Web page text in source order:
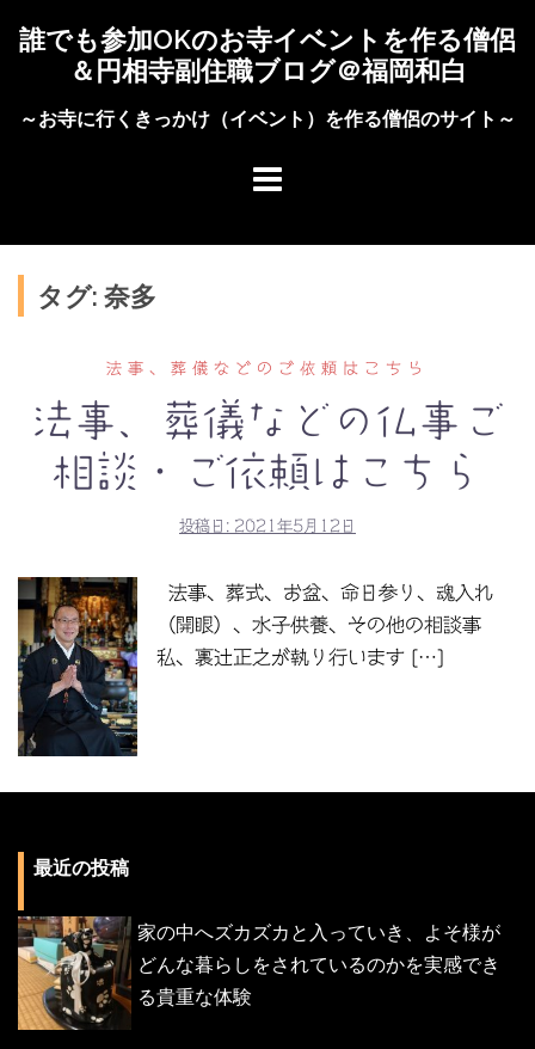
キ
ッ
誰でも参加OKのお寺イベントを作る僧侶
＆円相寺副住職ブログ＠福岡和白
～お寺に行くきっかけ（イベント）を作る僧侶のサイト～
タグ: 奈多
法事、葬儀などのご依頼はこちら
法事、葬儀などの仏事ご
相談・ご依頼はこちら
投稿日: 2021年5月12日
法事、葬式、お盆、命日参り、魂入れ
（開眼）、水子供養、その他の相談事
私、裏辻正之が執り行います […]
最近の投稿
家の中へズカズカと入っていき、よそ様が
どんな暮らしをされているのかを実感でき
る貴重な体験